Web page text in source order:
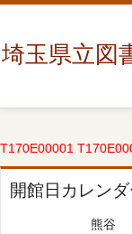
埼玉県立図
T170E00001
開館日カレン
熊谷